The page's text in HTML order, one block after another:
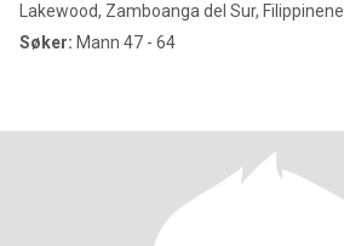
Lakewood, Zamboanga del Sur, Filippinene
Søker: Mann 47 - 64